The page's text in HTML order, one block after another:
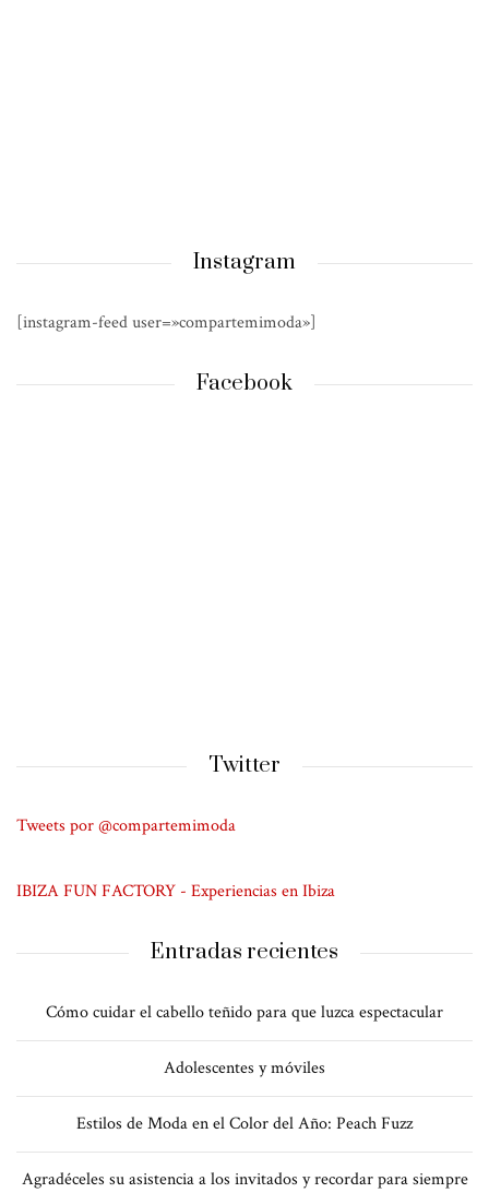
Instagram
[instagram-feed user=»compartemimoda»]
Facebook
Twitter
Tweets por @compartemimoda
IBIZA FUN FACTORY - Experiencias en Ibiza
Entradas recientes
Cómo cuidar el cabello teñido para que luzca espectacular
Adolescentes y móviles
Estilos de Moda en el Color del Año: Peach Fuzz
Agradéceles su asistencia a los invitados y recordar para siempre